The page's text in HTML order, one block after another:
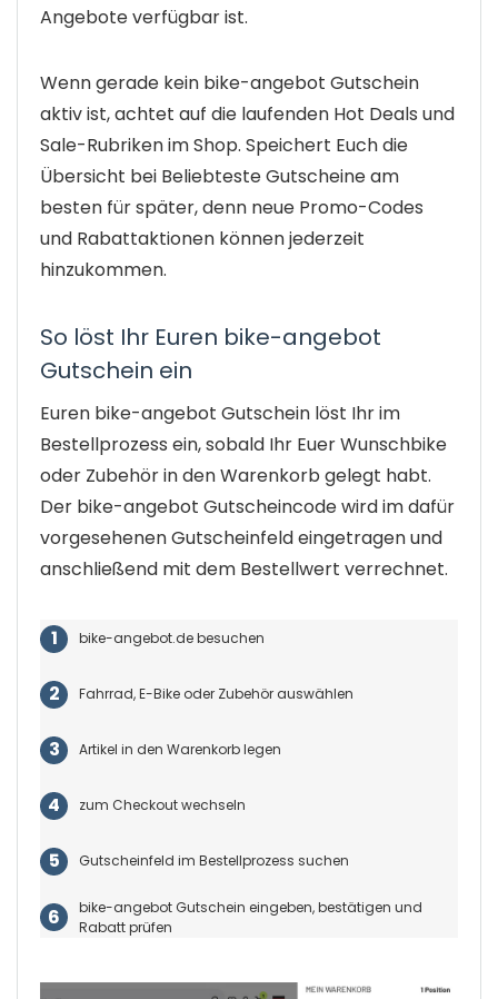
Angebote verfügbar ist.
Wenn gerade kein bike-angebot Gutschein
aktiv ist, achtet auf die laufenden Hot Deals und
Sale-Rubriken im Shop. Speichert Euch die
Übersicht bei Beliebteste Gutscheine am
besten für später, denn neue Promo-Codes
und Rabattaktionen können jederzeit
hinzukommen.
So löst Ihr Euren bike-angebot
Gutschein ein
Euren bike-angebot Gutschein löst Ihr im
Bestellprozess ein, sobald Ihr Euer Wunschbike
oder Zubehör in den Warenkorb gelegt habt.
Der bike-angebot Gutscheincode wird im dafür
vorgesehenen Gutscheinfeld eingetragen und
anschließend mit dem Bestellwert verrechnet.
bike-angebot.de besuchen
Fahrrad, E-Bike oder Zubehör auswählen
Artikel in den Warenkorb legen
zum Checkout wechseln
Gutscheinfeld im Bestellprozess suchen
bike-angebot Gutschein eingeben, bestätigen und
Rabatt prüfen